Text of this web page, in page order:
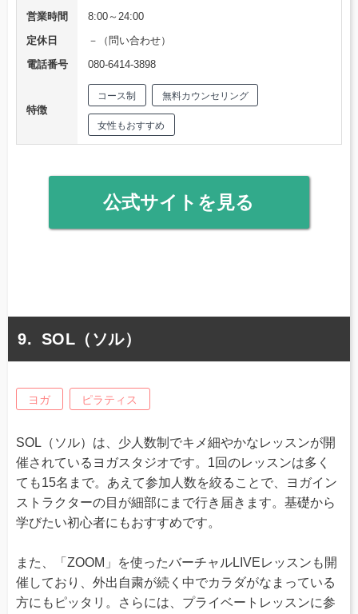
営業時間
8:00～24:00
定休日
－（問い合わせ）
電話番号
080-6414-3898
特徴
コース制 無料カウンセリング
女性もおすすめ
公式サイトを見る
SOL（ソル）
ヨガ ピラティス
SOL（ソル）は、少人数制でキメ細やかなレッスンが開
催されているヨガスタジオです。1回のレッスンは多く
ても15名まで。あえて参加人数を絞ることで、ヨガイン
ストラクターの目が細部にまで行き届きます。基礎から
学びたい初心者にもおすすめです。
また、「ZOOM」を使ったバーチャルLIVEレッスンも開
催しており、外出自粛が続く中でカラダがなまっている
方にもピッタリ。さらには、プライベートレッスンに参